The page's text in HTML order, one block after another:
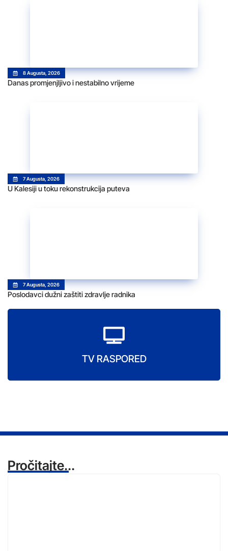
8 Augusta, 2026
Danas promjenjljivo i nestabilno vrijeme
7 Augusta, 2026
U Kalesiji u toku rekonstrukcija puteva
7 Augusta, 2026
Poslodavci dužni zaštiti zdravlje radnika
TV RASPORED
Pročitajte...